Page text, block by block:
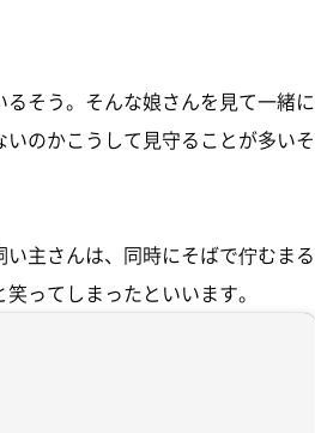
そう。そんな娘さんを見て一緒に
のかこうして見守ることが多いそ
い主さんは、同時にそばで佇むまる
笑ってしまったといいます。